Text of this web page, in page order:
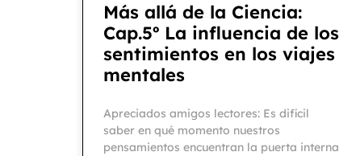
Más allá de la Ciencia:
Cap.5º La influencia de los
sentimientos en los viajes
mentales
Apreciados amigos lectores: Es difícil
saber en qué momento nuestros
pensamientos encuentran la puerta interna